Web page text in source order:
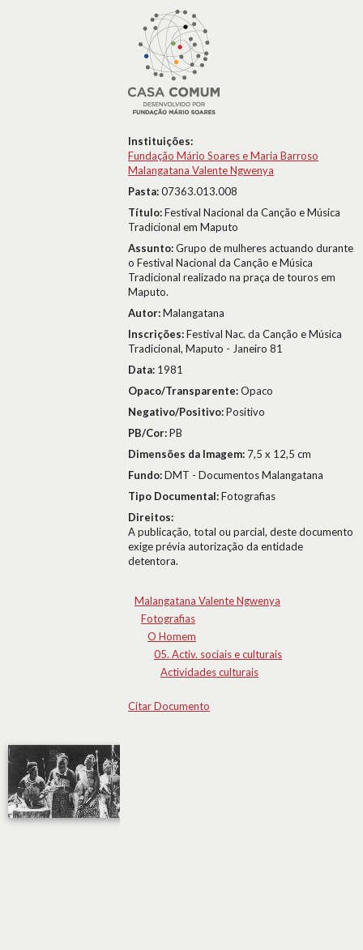
Instituições:
Fundação Mário Soares e Maria Barroso
Malangatana Valente Ngwenya
Pasta:07363.013.008
Título:Festival Nacional da Canção e Música
Tradicional em Maputo
Assunto:Grupo de mulheres actuando durante
o Festival Nacional da Canção e Música
Tradicional realizado na praça de touros em
Maputo.
Autor:Malangatana
Inscrições:Festival Nac. da Canção e Música
Tradicional, Maputo - Janeiro 81
Data: 1981
Opaco/Transparente:Opaco
Negativo/Positivo:Positivo
PB/Cor:PB
Dimensões da Imagem: 7,5 x 12,5 cm
Fundo:DMT - Documentos Malangatana
Tipo Documental:Fotografias
Direitos:
A publicação, total ou parcial, deste documento
exige prévia autorização da entidade
detentora.
Malangatana Valente Ngwenya
Fotografias
O Homem
05. Activ. sociais e culturais
Actividades culturais
Citar Documento